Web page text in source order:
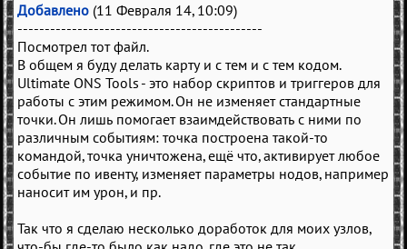
Добавлено (11 Февраля 14, 10:09)
---------------------------------------------
Посмотрел тот файл.
В общем я буду делать карту и с тем и с тем кодом.
Ultimate ONS Tools - это набор скриптов и триггеров для
работы с этим режимом. Он не изменяет стандартные
точки. Он лишь помогает взаимдействовать с ними по
различным событиям: точка построена такой-то
командой, точка уничтожена, ещё что, активирует любое
событие по ивенту, изменяет параметры нодов, например
наносит им урон, и пр.
Так что я сделаю несколько доработок для моих узлов,